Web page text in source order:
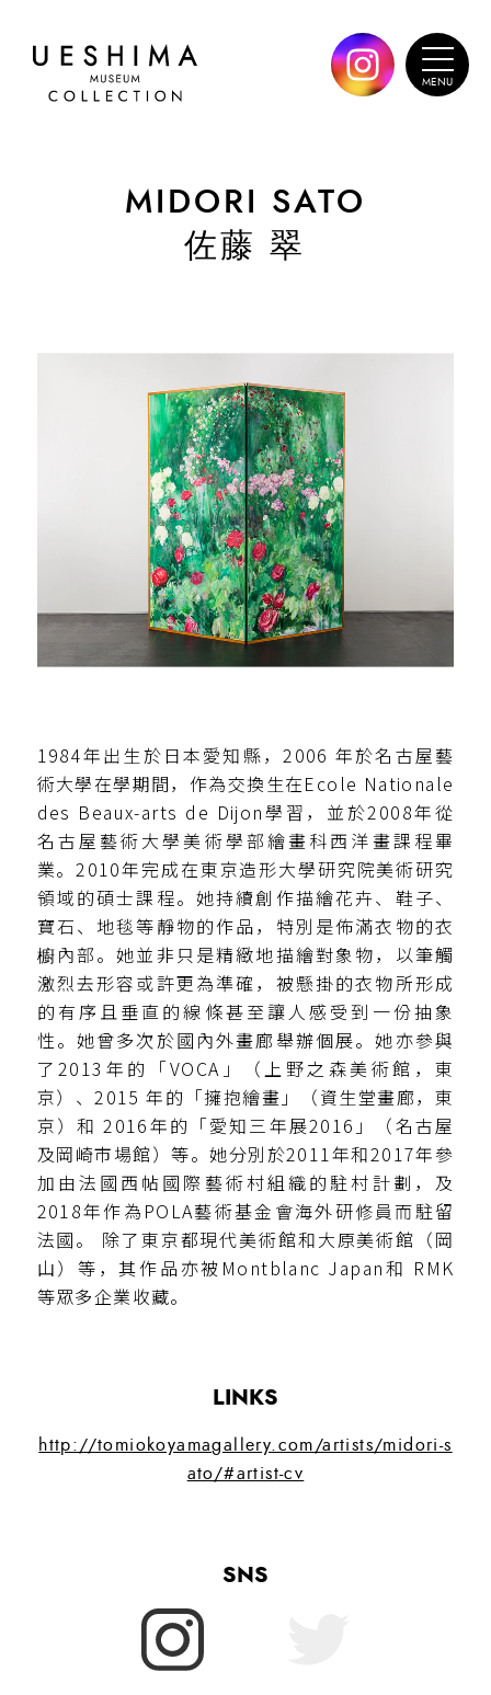
MIDORI SATO
佐藤 翠
1984年出生於日本愛知縣，2006 年於名古屋藝
術大學在學期間，作為交換生在Ecole Nationale
des Beaux-arts de Dijon學習，並於2008年從
名古屋藝術大學美術學部繪畫科西洋畫課程畢
業。2010年完成在東京造形大學研究院美術研究
領域的碩士課程。她持續創作描繪花卉、鞋子、
寶石、地毯等靜物的作品，特別是佈滿衣物的衣
櫥內部。她並非只是精緻地描繪對象物，以筆觸
激烈去形容或許更為準確，被懸掛的衣物所形成
的有序且垂直的線條甚至讓人感受到一份抽象
性。她曾多次於國內外畫廊舉辦個展。她亦參與
了2013年的「VOCA」（上野之森美術館，東
京）、2015 年的「擁抱繪畫」（資生堂畫廊，東
京）和 2016年的「愛知三年展2016」（名古屋
及岡崎市場館）等。她分別於2011年和2017年參
加由法國西帖國際藝術村組織的駐村計劃，及
2018年作為POLA藝術基金會海外研修員而駐留
法國。 除了東京都現代美術館和大原美術館（岡
山）等，其作品亦被Montblanc Japan和 RMK
等眾多企業收藏。
LINKS
http://tomiokoyamagallery.com/artists/midori-s
ato/#artist-cv
SNS